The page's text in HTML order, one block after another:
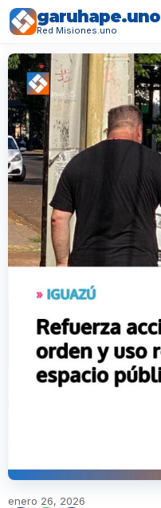
garuhape.uno
Red Misiones.uno
enero 26, 2026